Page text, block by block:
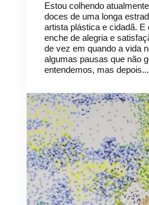
Estou colhendo
doces de uma longa
artista plástica e cidadã.
enche de alegria e
de vez em quando a vida
algumas pausas que não
entendemos, mas depois...